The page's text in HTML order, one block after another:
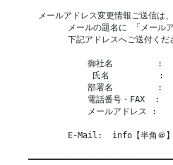
  メールアドレス変更情報ご送信は、
メールの題名に 「メール
下記アドレスへご送付くだ
            御社名         :
             氏名          :
            部署名         :
            電話番号・FAX  :
            メールアドレス :
E-Mail:  info【半角＠